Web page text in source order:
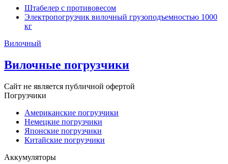
Штабелер с противовесом
Электропогрузчик вилочный грузоподъемностью 1000
кг
Вилочный
Вилочные погрузчики
Сайт не является публичной офертой
Погрузчики
Американские погрузчики
Немецкие погрузчики
Японские погрузчики
Китайские погрузчики
Аккумуляторы